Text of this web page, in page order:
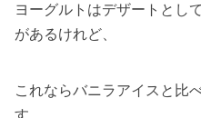
ヨーグルトはデザートとし
があるけれど、
これならバニラアイスと比
す。